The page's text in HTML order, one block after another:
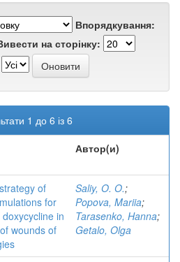
Впорядкування:
на сторінку:
1 до 6 із 6
Автор(и)
of
for
in
wounds of
Saliy, O. O.;
Popova, Mariia;
Tarasenko, Hanna;
Getalo, Olga